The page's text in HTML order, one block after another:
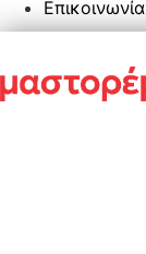
Επικοινωνία